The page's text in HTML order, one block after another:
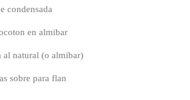
condensada
en almibar
al natural (o almibar)
sobre para flan